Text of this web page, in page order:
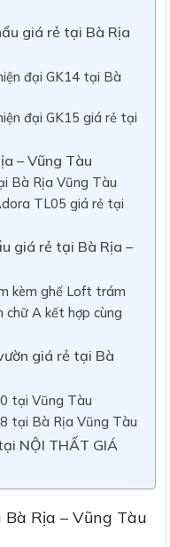
giá rẻ tại Bà Rịa
đại GK14 tại Bà
đại GK15 giá rẻ tại
– Vũng Tàu
Bà Rịa Vũng Tàu
TL05 giá rẻ tại
giá rẻ tại Bà Rịa –
kèm ghế Loft trám
chữ A kết hợp cùng
giá rẻ tại Bà
tại Vũng Tàu
tại Bà Rịa Vũng Tàu
NỘI THẤT GIÁ
Rịa – Vũng Tàu